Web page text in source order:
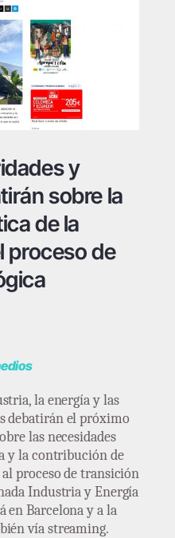
y
sobre la
de la
proceso de
la energía y las
debatirán el próximo
las necesidades
y la contribución de
proceso de transición
Industria y Energía
en Barcelona y a la
vía streaming.